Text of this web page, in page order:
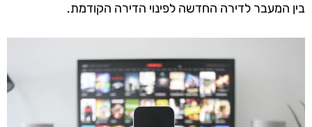
בין המעבר לדירה החדשה לפינוי הדירה הקודמת.